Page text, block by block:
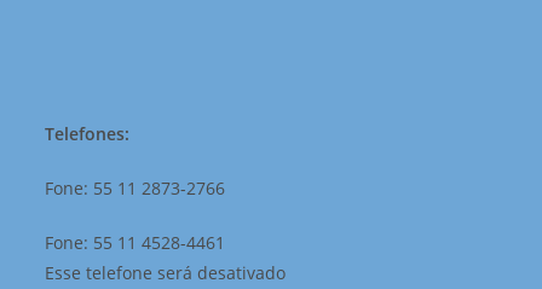
Telefones:
Fone: 55 11 2873-2766
Fone: 55 11 4528-4461
Esse telefone será desativado